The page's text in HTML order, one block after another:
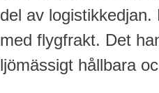
av
flygfrakt. Det
hållbara